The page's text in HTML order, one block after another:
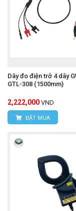
Dây đo điện trở 4 dây
GTL-308 (1500mm)
2,222,000 VND
ĐẶT MUA